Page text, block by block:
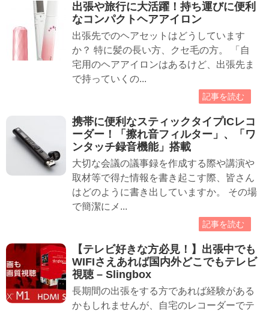
出張や旅行に大活躍！持ち運びに便利
なコンパクトヘアアイロン
出張先でのヘアセットはどうしています
か？ 特に髪の長い方、クセ毛の方。 「自
宅用のヘアアイロンはあるけど、出張先ま
で持っていくの...
記事を読む
携帯に便利なスティックタイプICレコ
ーダー！「擦れ音フィルター」、「ワ
ンタッチ録音機能」搭載
大切な会議の議事録を作成する際や講演や
取材等で得た情報を書き起こす際、皆さん
はどのように書き出していますか。 その場
で簡潔にメ...
記事を読む
【テレビ好きな方必見！】出張中でも
WIFIさえあれば国内外どこでもテレビ
視聴 – Slingbox
長期間の出張をする方であれば経験がある
かもしれませんが、自宅のレコーダーでテ